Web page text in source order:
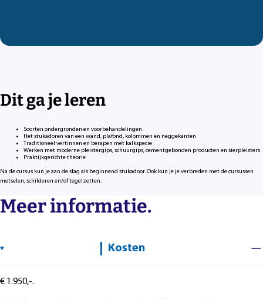
Dit ga je leren
Soorten ondergronden en voorbehandelingen
Het stukadoren van een wand, plafond, kolommen en neggekanten
Traditioneel vertinnen en berapen met kalkspecie
Werken met moderne pleistergips, schuurgips, cementgebonden producten en sierpleisters
Praktijkgerichte theorie
Na de cursus kun je aan de slag als beginnend stukadoor. Ook kun je je verbreden met de cursussen
metselen, schilderen en/of tegelzetten.
Meer informatie.
Kosten
€ 1.950,-.